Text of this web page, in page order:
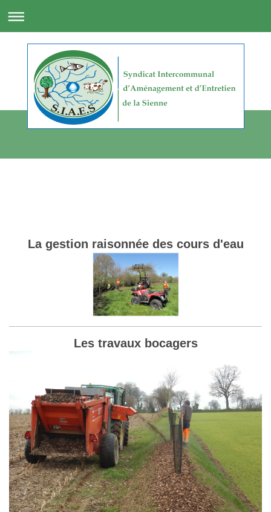
La gestion raisonnée des cours d'eau
Les travaux bocagers